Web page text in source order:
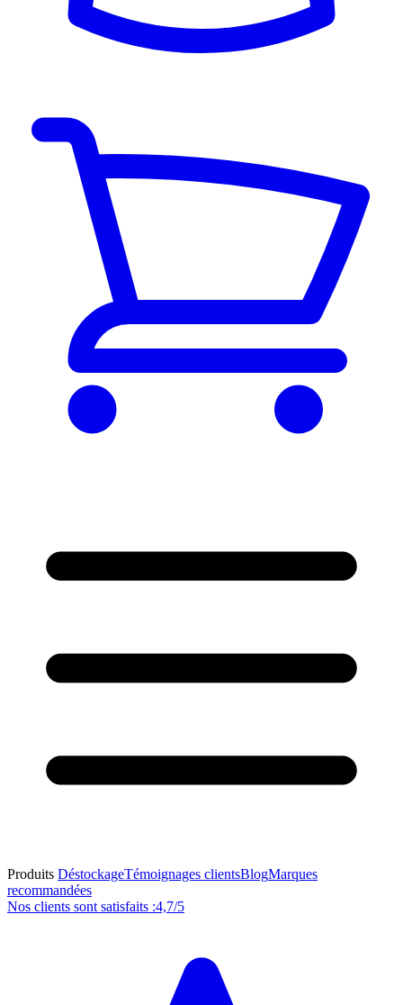
Produits DéstockageTémoignages clientsBlogMarques
recommandées
Nos clients sont satisfaits :4,7/5